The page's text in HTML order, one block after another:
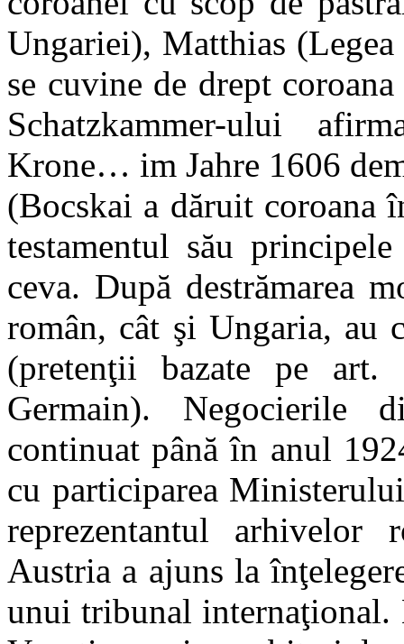
Ungariei), Matthias
se cuvine de drept
Schatzkammer-ului
Krone… im Jahre 1606
(Bocskai a dăruit coroana
testamentul său
ceva. După destrămarea
român, cât şi Ungaria, au
(pretenţii bazate pe
Germain). Negocierile
continuat până în anul
cu participarea
reprezentantul
Austria a ajuns la
unui tribunal internaţional.